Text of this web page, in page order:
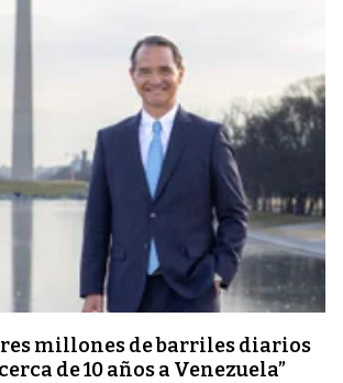
millones de barriles diarios
de 10 años a Venezuela”